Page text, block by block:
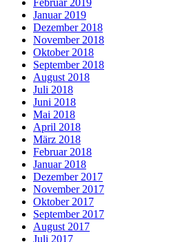
Januar 2019
Dezember 2018
November 2018
Oktober 2018
September 2018
August 2018
Juli 2018
Juni 2018
Mai 2018
April 2018
März 2018
Februar 2018
Januar 2018
Dezember 2017
November 2017
Oktober 2017
September 2017
August 2017
Juli 2017